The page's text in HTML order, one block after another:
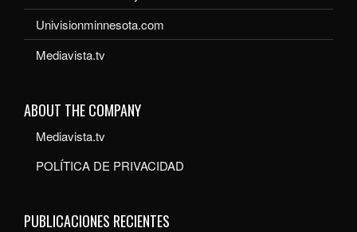
Univisionminnesota.com
Mediavista.tv
ABOUT THE COMPANY
Mediavista.tv
POLÍTICA DE PRIVACIDAD
PUBLICACIONES RECIENTES